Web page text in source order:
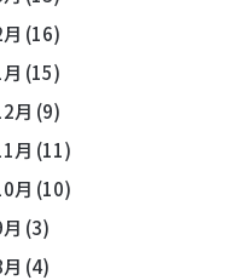
(16)
(15)
月 (9)
月 (11)
月 (10)
(3)
(4)